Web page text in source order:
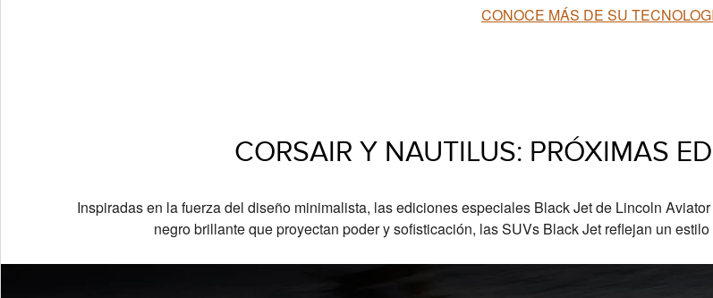
CONOCE MÁS DE SU
CORSAIR Y NAUTILUS: PRÓXIMAS
Inspiradas en la fuerza del diseño minimalista, las ediciones especiales Black Jet de Lincoln
negro brillante que proyectan poder y sofisticación, las SUVs Black Jet reflejan un